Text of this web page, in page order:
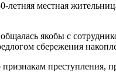
местная
якобы с
сбережения